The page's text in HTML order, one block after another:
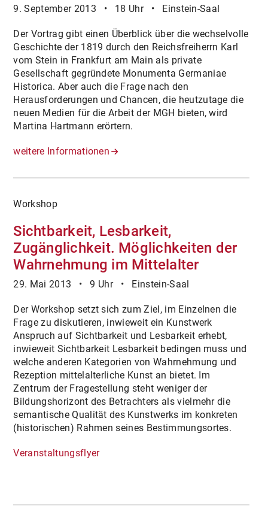
9. September 2013 • 18 Uhr • Einstein-Saal
Der Vortrag gibt einen Überblick über die wechselvolle
Geschichte der 1819 durch den Reichsfreiherrn Karl
vom Stein in Frankfurt am Main als private
Gesellschaft gegründete Monumenta Germaniae
Historica. Aber auch die Frage nach den
Herausforderungen und Chancen, die heutzutage die
neuen Medien für die Arbeit der MGH bieten, wird
Martina Hartmann erörtern.
weitere Informationen
Workshop
Sichtbarkeit, Lesbarkeit,
Zugänglichkeit. Möglichkeiten der
Wahrnehmung im Mittelalter
29. Mai 2013 • 9 Uhr • Einstein-Saal
Der Workshop setzt sich zum Ziel, im Einzelnen die
Frage zu diskutieren, inwieweit ein Kunstwerk
Anspruch auf Sichtbarkeit und Lesbarkeit erhebt,
inwieweit Sichtbarkeit Lesbarkeit bedingen muss und
welche anderen Kategorien von Wahrnehmung und
Rezeption mittelalterliche Kunst an bietet. Im
Zentrum der Fragestellung steht weniger der
Bildungshorizont des Betrachters als vielmehr die
semantische Qualität des Kunstwerks im konkreten
(historischen) Rahmen seines Bestimmungsortes.
Veranstaltungsflyer